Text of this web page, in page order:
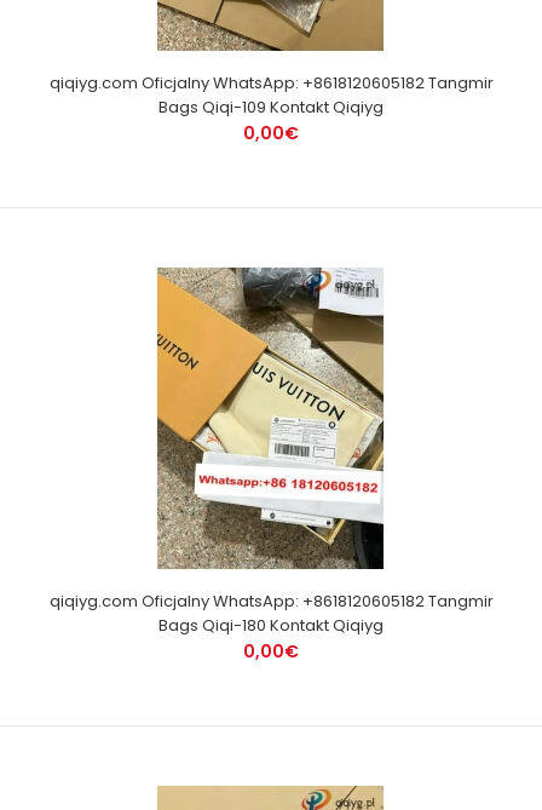
qiqiyg.com Oficjalny WhatsApp: +8618120605182 Tangmir
Bags Qiqi-109 Kontakt Qiqiyg
0,00€
qiqiyg.com Oficjalny WhatsApp: +8618120605182 Tangmir
Bags Qiqi-180 Kontakt Qiqiyg
0,00€